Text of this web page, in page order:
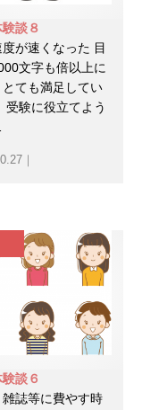
談８
が速くなった 目
文字も倍以上に
とても満足してい
受験に役立てよう
｜
談６
雑誌等に費やす時